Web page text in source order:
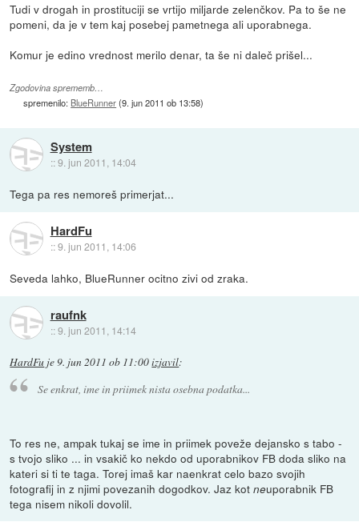
Tudi v drogah in prostituciji se vrtijo miljarde zelenčkov. Pa to še ne
pomeni, da je v tem kaj posebej pametnega ali uporabnega.
Komur je edino vrednost merilo denar, ta še ni daleč prišel...
Zgodovina sprememb…
spremenilo: BlueRunner(9. jun 2011 ob 13:58)
System
::9. jun 2011, 14:04
Tega pa res nemoreš primerjat...
HardFu
::9. jun 2011, 14:06
Seveda lahko, BlueRunner ocitno zivi od zraka.
raufnk
::9. jun 2011, 14:14
HardFu je9. jun 2011 ob 11:00izjavil:
Se enkrat, ime in priimek nista osebna podatka...
To res ne, ampak tukaj se ime in priimek poveže dejansko s tabo -
s tvojo sliko ... in vsakič ko nekdo od uporabnikov FB doda sliko na
kateri si ti te taga. Torej imaš kar naenkrat celo bazo svojih
fotografij in z njimi povezanih dogodkov. Jaz kotneuporabnik FB
tega nisem nikoli dovolil.